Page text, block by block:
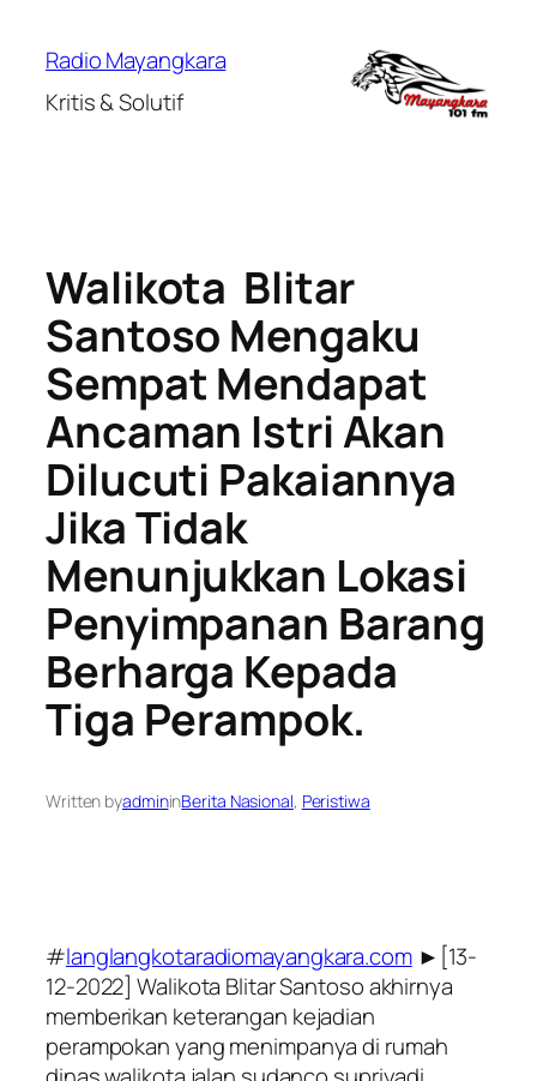
Radio Mayangkara
Kritis & Solutif
Walikota Blitar
Santoso Mengaku
Sempat Mendapat
Ancaman Istri Akan
Dilucuti Pakaiannya
Jika Tidak
Menunjukkan Lokasi
Penyimpanan Barang
Berharga Kepada
Tiga Perampok.
Written byadmininBerita Nasional, Peristiwa
#langlangkotaradiomayangkara.com►[13-
12-2022] Walikota Blitar Santoso akhirnya
memberikan keterangan kejadian
perampokan yang menimpanya di rumah